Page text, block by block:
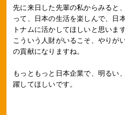
先に来日した先輩の私からみると
って、日本の生活を楽しんで、日
トナムに活かしてほしいと思います
こういう人財がいるこそ、やりが
の貢献になりますね。
もっともっと日本企業で、明るい
躍してほしいです。